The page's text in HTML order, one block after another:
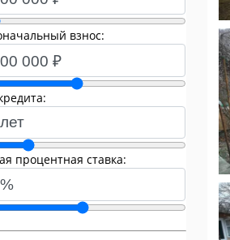
взнос:
процентная ставка: